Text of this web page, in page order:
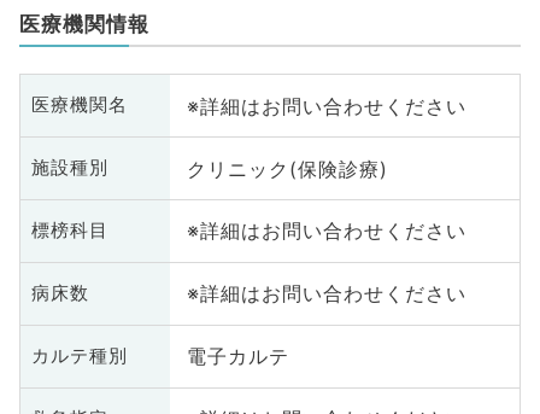
医療機関情報
医療機関名 ※詳細はお問い合わせください
施設種別 クリニック(保険診療)
標榜科目 ※詳細はお問い合わせください
病床数 ※詳細はお問い合わせください
カルテ種別 電子カルテ